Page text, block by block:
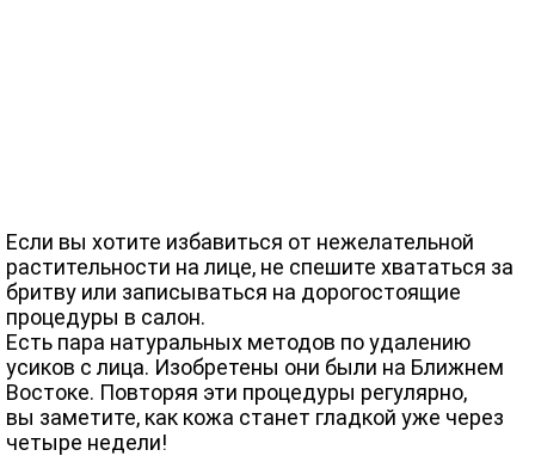
Если вы хотите избавиться от нежелательной
растительности на лице, не спешите хвататься за
бритву или записываться на дорогостоящие
процедуры в салон.
Есть пара натуральных методов по удалению
усиков с лица. Изобретены они были на Ближнем
Востоке. Повторяя эти процедуры регулярно,
вы заметите, как кожа станет гладкой уже через
четыре недели!